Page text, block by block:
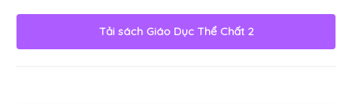
Tải sách Giáo Dục Thể Chất 2